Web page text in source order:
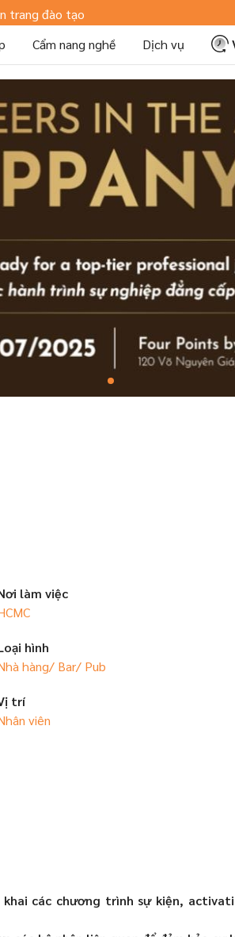
trang đào tạo Hoteljob MV: "Tôi
Cẩm nang nghề Dịch vụ
làm việc
hình
hàng/ Bar/ Pub
trí
viên
các chương trình sự kiện,